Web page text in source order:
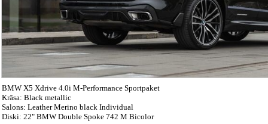
BMW X5 Xdrive 4.0i M-Performance Sportpaket
Krāsa: Black metallic
Salons: Leather Merino black Individual
Diski: 22" BMW Double Spoke 742 M Bicolor